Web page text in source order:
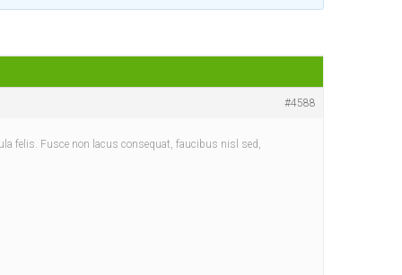
#4588
felis. Fusce non lacus consequat, faucibus nisl sed,